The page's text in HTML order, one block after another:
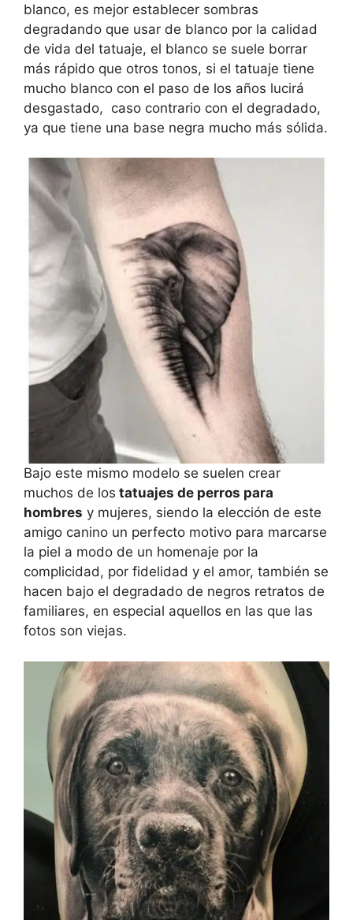
blanco, es mejor establecer sombras
degradando que usar de blanco por la calidad
de vida del tatuaje, el blanco se suele borrar
más rápido que otros tonos, si el tatuaje tiene
mucho blanco con el paso de los años lucirá
desgastado, caso contrario con el degradado,
ya que tiene una base negra mucho más sólida.
Bajo este mismo modelo se suelen crear
muchos de los tatuajes de perros para
hombres y mujeres, siendo la elección de este
amigo canino un perfecto motivo para marcarse
la piel a modo de un homenaje por la
complicidad, por fidelidad y el amor, también se
hacen bajo el degradado de negros retratos de
familiares, en especial aquellos en las que las
fotos son viejas.